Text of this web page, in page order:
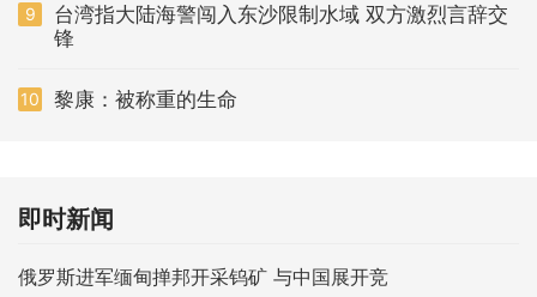
9
台湾指大陆海警闯入东沙限制水域 双方激烈言辞交
锋
10 黎康：被称重的生命
即时新闻
俄罗斯进军缅甸掸邦开采钨矿 与中国展开竞